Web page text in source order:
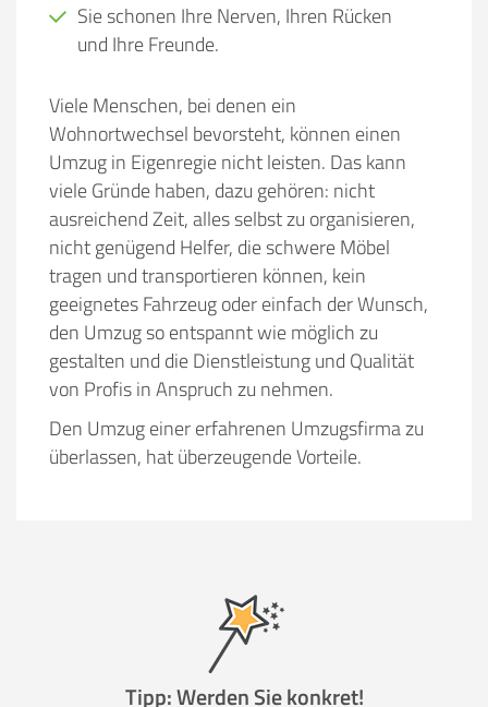
Sie schonen Ihre Nerven, Ihren Rücken
und Ihre Freunde.
Viele Menschen, bei denen ein
Wohnortwechsel bevorsteht, können einen
Umzug in Eigenregie nicht leisten. Das kann
viele Gründe haben, dazu gehören: nicht
ausreichend Zeit, alles selbst zu organisieren,
nicht genügend Helfer, die schwere Möbel
tragen und transportieren können, kein
geeignetes Fahrzeug oder einfach der Wunsch,
den Umzug so entspannt wie möglich zu
gestalten und die Dienstleistung und Qualität
von Profis in Anspruch zu nehmen.
Den Umzug einer erfahrenen Umzugsfirma zu
überlassen, hat überzeugende Vorteile.
Tipp: Werden Sie konkret!